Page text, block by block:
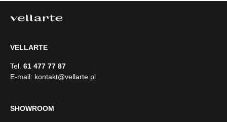
VELLARTE
Tel. 61 477 77 87
E-mail: kontakt@vellarte.pl
SHOWROOM